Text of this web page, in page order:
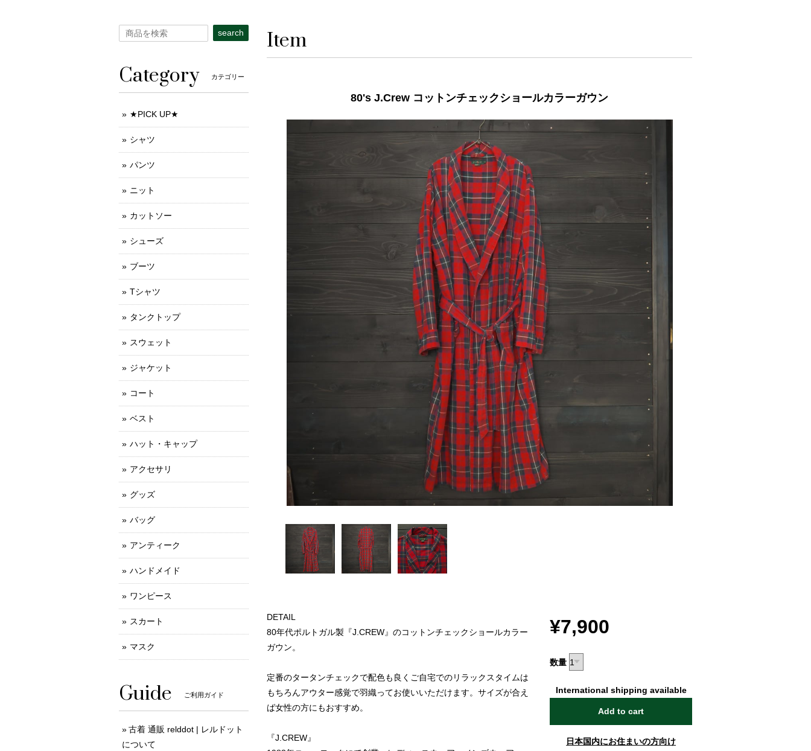
Item
80's J.Crew コットンチェックショールカラーガウン
DETAIL
80年代ポルトガル製『J.CREW』のコットンチェックショールカラー
ガウン。
定番のタータンチェックで配色も良くご自宅でのリラックスタイムは
もちろんアウター感覚で羽織ってお使いいただけます。サイズが合え
ば女性の方にもおすすめ。
『J.CREW』
¥7,900
数量
International shipping available
Add to cart
日本国内にお住まいの方向け
search
Category カテゴリー
★PICK UP★
シャツ
パンツ
ニット
カットソー
シューズ
ブーツ
Tシャツ
タンクトップ
スウェット
ジャケット
コート
ベスト
ハット・キャップ
アクセサリ
グッズ
バッグ
アンティーク
ハンドメイド
ワンピース
スカート
マスク
Guide ご利用ガイド
古着 通販 relddot | レルドット
について